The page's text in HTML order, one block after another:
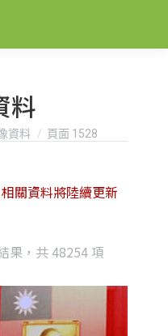
料
資料 頁面 1528
果，共 48254 項
latest
關資料將陸續更新